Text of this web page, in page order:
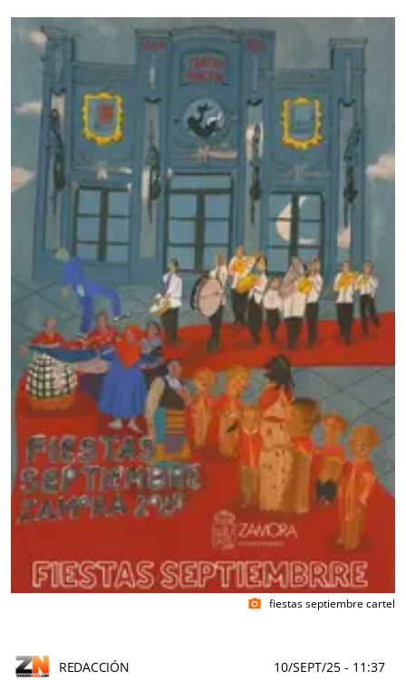
photo_camera fiestas septiembre cartel
REDACCIÓN 10/SEPT/25 - 11:37